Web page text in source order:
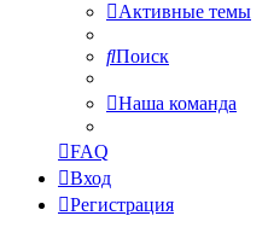
Активные темы
Поиск
Наша команда
FAQ
Вход
Регистрация